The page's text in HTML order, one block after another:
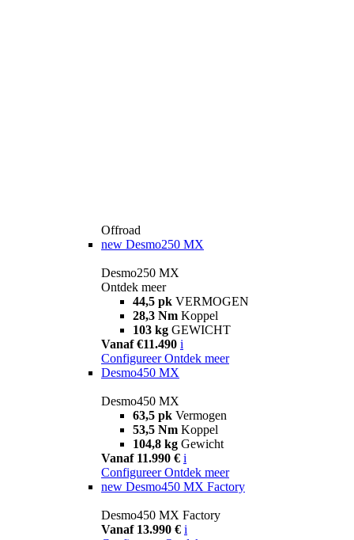
Offroad
new Desmo250 MX
Desmo250 MX
Ontdek meer
44,5 pk VERMOGEN
28,3 Nm Koppel
103 kg GEWICHT
Vanaf €11.490 i
Configureer Ontdek meer
Desmo450 MX
Desmo450 MX
63,5 pk Vermogen
53,5 Nm Koppel
104,8 kg Gewicht
Vanaf 11.990 € i
Configureer Ontdek meer
new Desmo450 MX Factory
Desmo450 MX Factory
Vanaf 13.990 € i